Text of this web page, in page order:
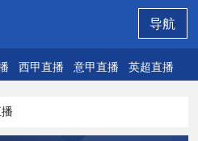
导航
西甲直播 意甲直播 英超直播